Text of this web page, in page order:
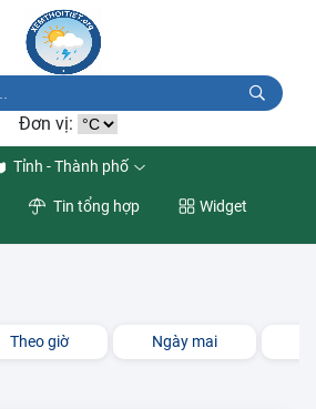
Đơn vị:
Tỉnh - Thành phố
Tin tổng hợp Widget
Theo giờ Ngày mai